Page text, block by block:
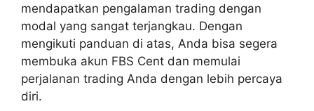
mendapatkan pengalaman trading dengan
modal yang sangat terjangkau. Dengan
mengikuti panduan di atas, Anda bisa segera
membuka akun FBS Cent dan memulai
perjalanan trading Anda dengan lebih percaya
diri.